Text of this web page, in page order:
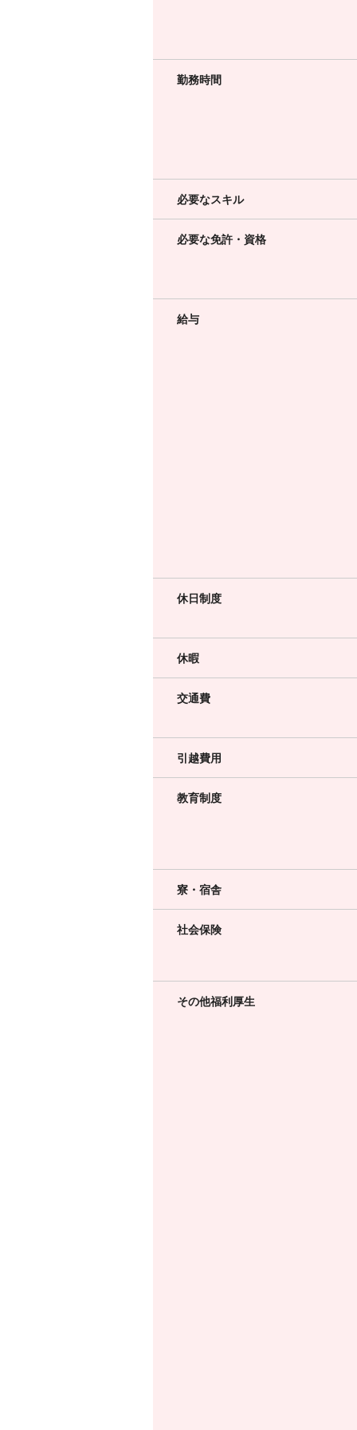
勤務時間
必要なスキル
必要な免許・資格
給与
休日制度
休暇
交通費
引越費用
教育制度
寮・宿舎
社会保険
その他福利厚生